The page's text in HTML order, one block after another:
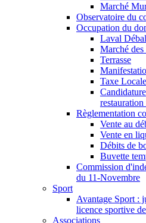
Marché
Observatoire du
Occupation du
Laval
Marché
Terrasse
Taxe
Règlementation
Vente au
Vente en
Débits de
Buvette
Commission
du 11-Novembre
Sport
Avantage Sport :
licence sportive
Associations